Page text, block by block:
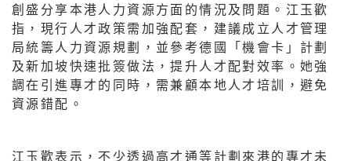
創盛分享本港人力資源方面的情況及問題。江玉歡
指，現行人才政策需加強配套，建議成立人才管理
局統籌人力資源規劃，並參考德國「機會卡」計劃
及新加坡快速批簽做法，提升人才配對效率。她強
調在引進專才的同時，需兼顧本地人才培訓，避免
資源錯配。
江玉歡表示，不少透過高才通等計劃來港的專才未